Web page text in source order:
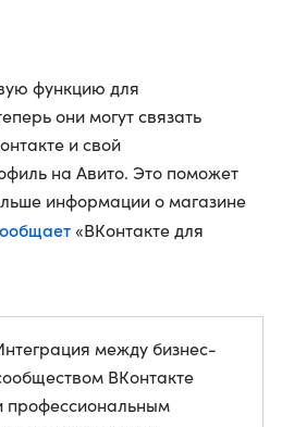
функцию для
они могут связать
и свой
на Авито. Это поможет
информации о магазине
«ВКонтакте для
между бизнес-
ВКонтакте
профессиональным